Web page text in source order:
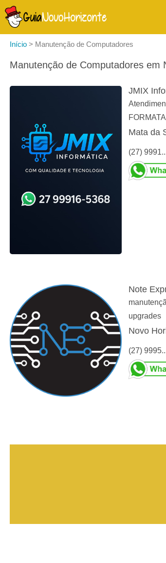
Início > Manutenção de Computadores
Manutenção de Computadores em
JMIX
Mata da
(27)
Note
upgrades
Novo
(27)